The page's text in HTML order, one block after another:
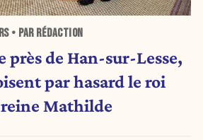
• PAR RÉDACTION
près de Han-sur-Lesse,
Mathilde